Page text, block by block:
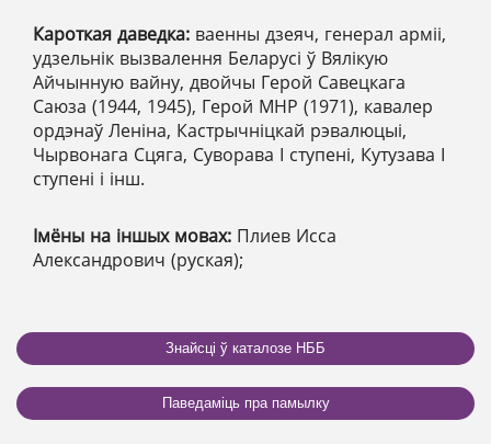
Кароткая даведка: ваенны дзеяч, генерал арміі,
удзельнік вызвалення Беларусі ў Вялікую
Айчынную вайну, двойчы Герой Савецкага
Саюза (1944, 1945), Герой МНР (1971), кавалер
ордэнаў Леніна, Кастрычніцкай рэвалюцыі,
Чырвонага Сцяга, Суворава І ступені, Кутузава І
ступені і інш.
Імёны на іншых мовах: Плиев Исса
Александрович (руская);
Знайсці ў каталозе НББ
Паведаміць пра памылку